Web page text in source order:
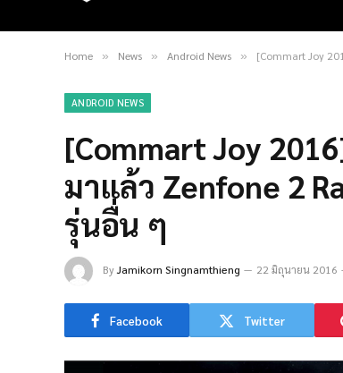
Home » News » Android News » [Commart Joy
ANDROID NEWS
[Commart Joy
มาแล้ว Zenfone 2
รุ่นอื่น ๆ
ByJamikorn Singnamthieng 22 มิถุนายน 2016
Facebook Twitter